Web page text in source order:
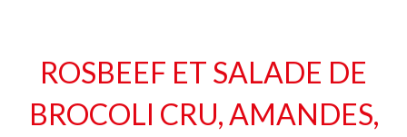
ROSBEEF ET SALADE DE
BROCOLI CRU, AMANDES,